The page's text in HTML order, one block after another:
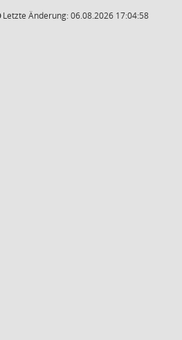
Letzte Änderung: 06.08.2026 17:04:58